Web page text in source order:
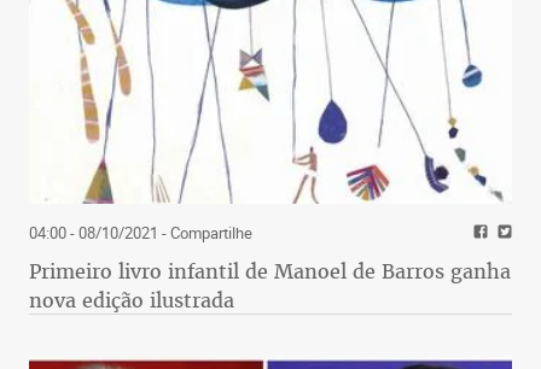
04:00 - 08/10/2021 - Compartilhe
Primeiro livro infantil de Manoel de Barros ganha
nova edição ilustrada